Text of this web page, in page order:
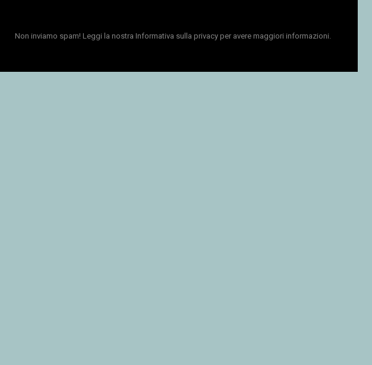
Non inviamo spam! Leggi la nostra Informativa sulla privacyper avere maggiori informazioni.